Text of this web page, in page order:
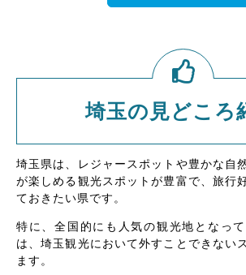
埼玉の見どころ
埼玉県は、レジャースポットや豊かな自
が楽しめる観光スポットが豊富で、旅行
ておきたい県です。
特に、全国的にも人気の観光地となっ
は、埼玉観光において外すことできない
ます。